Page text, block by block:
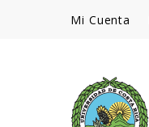
Mi Cuenta